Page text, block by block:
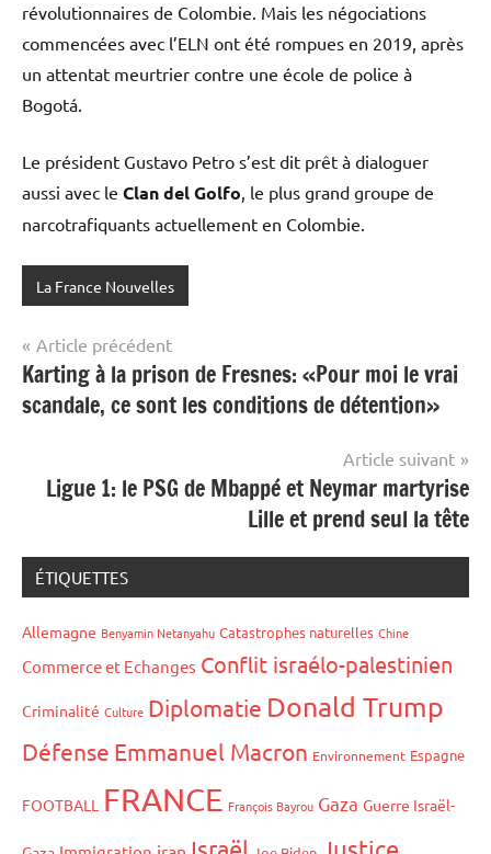
révolutionnaires de Colombie. Mais les négociations
commencées avec l’ELN ont été rompues en 2019, après
un attentat meurtrier contre une école de police à
Bogotá.
Le président Gustavo Petro s’est dit prêt à dialoguer
aussi avec le Clan del Golfo, le plus grand groupe de
narcotrafiquants actuellement en Colombie.
La France Nouvelles
Navigation
de
l’article
Article précédent
Karting à la prison de Fresnes: «Pour moi le vrai
scandale, ce sont les conditions de détention»
Article suivant
Ligue 1: le PSG de Mbappé et Neymar martyrise
Lille et prend seul la tête
ÉTIQUETTES
Allemagne Benyamin Netanyahu Catastrophes naturelles Chine
Commerce et Echanges Conflit israélo-palestinien
Criminalité Culture Diplomatie Donald Trump
Défense Emmanuel Macron Environnement Espagne
FOOTBALL FRANCE François Bayrou Gaza Guerre Israël-